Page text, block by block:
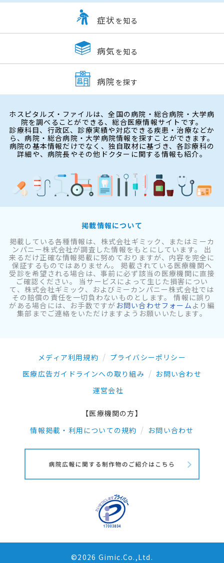
症状 を知る
病気 を知る
病院 を探す
ホスピタルズ・ファイルは、全国の病院・総合病院・大学病
院を調べることができる、総合医療情報サイトです。
診療科目、行政区、診療実績や対応できる疾患・治療などか
ら、病院・総合病院・大学病院情報を探すことができます。
病院の基本情報だけでなく、独自取材に基づき、各診療科の
詳細や、病院長やその他ドクターに関する情報も紹介。
掲載情報について
掲載している各種情報は、株式会社ギミック、またはミーカ
ンパニー株式会社が調査した情報をもとにしています。 出
来るだけ正確な情報掲載に努めておりますが、内容を完全に
保証するものではありません。 掲載されている医療機関へ
受診を希望される場合は、事前に必ず該当の医療機関に直接
ご確認ください。 当サービスによって生じた損害につい
て、株式会社ギミック、およびミーカンパニー株式会社では
その賠償の責任を一切負わないものとします。 情報に誤り
がある場合には、お手数ですが お問い合わせフォーム より編
集部までご連絡をいただけますようお願いいたします。
メディア利用規約
プライバシーポリシー
医療広告ガイドラインへの取り組み
お問い合わせ
運営会社
【医療機関の方】
情報掲載・利用についての規約
お問い合わせ
©2026 Gimic.Co.,Ltd.